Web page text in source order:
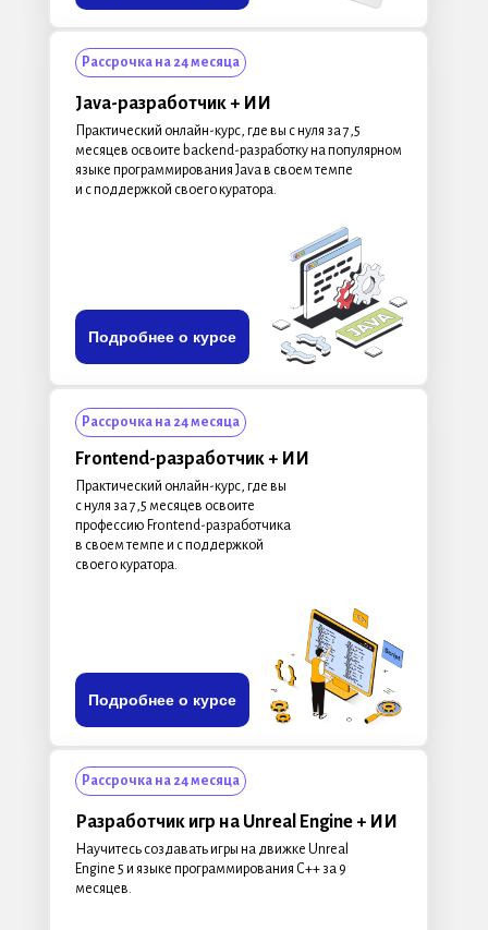
Java-разработчик + ИИ
Практический онлайн-курс, где вы с нуля за 7,5
месяцев освоите backend-разработку на популярном
языке программирования Java в своем темпе
и с поддержкой своего куратора.
Подробнее о курсе
Рассрочка на 24 месяца
Frontend-разработчик + ИИ
Практический онлайн-курс, где вы
с нуля за 7,5 месяцев освоите
профессию Frontend-разработчика
в своем темпе и с поддержкой
своего куратора.
Подробнее о курсе
Рассрочка на 24 месяца
Разработчик игр на Unreal Engine + ИИ
Научитесь создавать игры на движке Unreal
Engine 5 и языке программирования С++ за 9
месяцев.
Рассрочка на 24 месяца